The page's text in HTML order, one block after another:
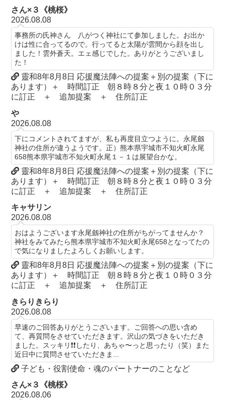
さん×３《桃桜》
2026.08.08
事務所の氏神さん 八がつく神社にて参加しました。お出か
けは性に合ってるので。行ってると太陽が雲間から顔を出し
ました！雲外蒼天。エェ感じでした。ありがとうございまし
た！
靈和8年8月8日 応援魔法陣への提案＋別の提案（下に
あります）＋ 時間訂正 朝８時８分と夜１０時０３分
に訂正 ＋ 追加提案 ＋ 住所訂正
や
2026.08.08
下にコメントされてますが、私も再度目立つように。永尾劔
神社の住所が違うようです。正）熊本県宇城市不知火町永尾
658熊本県宇城市不知火町永尾１－１は展望台かな。
靈和8年8月8日 応援魔法陣への提案＋別の提案（下に
あります）＋ 時間訂正 朝８時８分と夜１０時０３分
に訂正 ＋ 追加提案 ＋ 住所訂正
キャサリン
2026.08.08
おはようございます永尾劔神社の住所がちがってませんか？
神社をみてみたら熊本県宇城市不知火町永尾658となってたの
で気になりましたよろしくお願いします。
靈和8年8月8日 応援魔法陣への提案＋別の提案（下に
あります）＋ 時間訂正 朝８時８分と夜１０時０３分
に訂正 ＋ 追加提案 ＋ 住所訂正
きらりきらり
2026.08.08
早速のご回答ありがとうございます。ご回答への思い含め
て、再質問をさせていただきます。沢山の気づきをいただき
ました。スッキリ❗️❗️したり、あちゃ〜っと思ったり（笑）また
近日中に質問させていただきま...
子ども・役割使命・魂のパートナーのことなど
さん×３《桃桜》
2026.08.06